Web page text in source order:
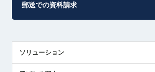
郵送での資料請求
ソリューション